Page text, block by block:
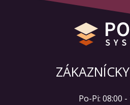
Po-Pi: 08:00 -